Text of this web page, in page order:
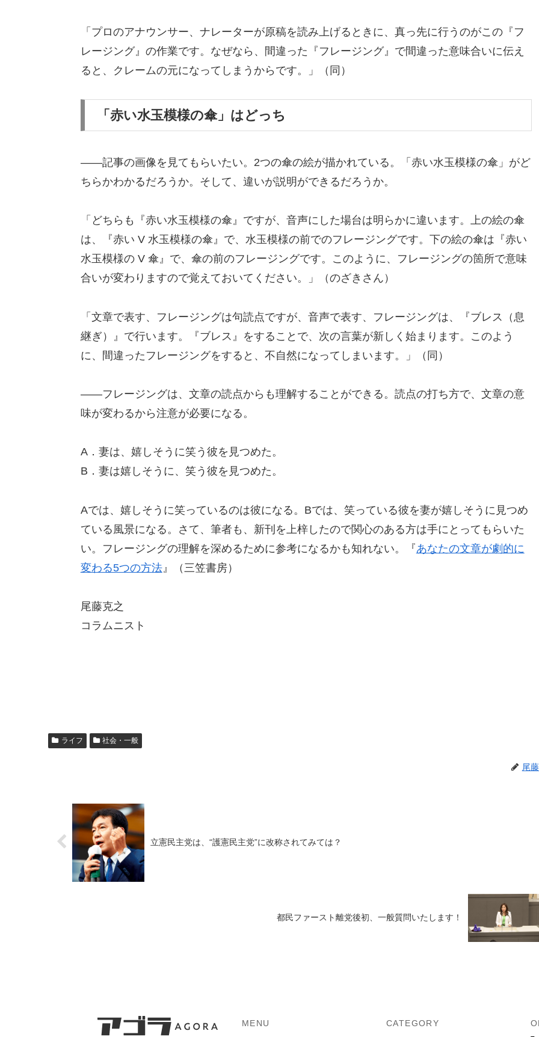
「プロのアナウンサー、ナレーターが原稿を読み上げるときに、真っ先に行うのがこの『フ
レージング』の作業です。なぜなら、間違った『フレージング』で間違った意味合いに伝え
ると、クレームの元になってしまうからです。」（同）
「赤い水玉模様の傘」はどっち
――記事の画像を見てもらいたい。2つの傘の絵が描かれている。「赤い水玉模様の傘」がど
ちらかわかるだろうか。そして、違いが説明ができるだろうか。
「どちらも『赤い水玉模様の傘』ですが、音声にした場台は明らかに違います。上の絵の傘
は、『赤い V 水玉模様の傘』で、水玉模様の前でのフレージングです。下の絵の傘は『赤い
水玉模様の V 傘』で、傘の前のフレージングです。このように、フレージングの箇所で意味
合いが変わりますので覚えておいてください。」（のざきさん）
「文章で表す、フレージングは句読点ですが、音声で表す、フレージングは、『ブレス（息
継ぎ）』で行います。『ブレス』をすることで、次の言葉が新しく始まります。このよう
に、間違ったフレージングをすると、不自然になってしまいます。」（同）
――フレージングは、文章の読点からも理解することができる。読点の打ち方で、文章の意
味が変わるから注意が必要になる。
A．妻は、嬉しそうに笑う彼を見つめた。
B．妻は嬉しそうに、笑う彼を見つめた。
Aでは、嬉しそうに笑っているのは彼になる。Bでは、笑っている彼を妻が嬉しそうに見つめ
ている風景になる。さて、筆者も、新刊を上梓したので関心のある方は手にとってもらいた
い。フレージングの理解を深めるために参考になるかも知れない。『あなたの文章が劇的に
変わる5つの方法』（三笠書房）
尾藤克之
コラムニスト
ライフ 社会・一般
尾
立憲民主党は、“護憲民主党”に改称されてみては？
都民ファースト離党後初、一般質問いたします！
MENU CATEGORY